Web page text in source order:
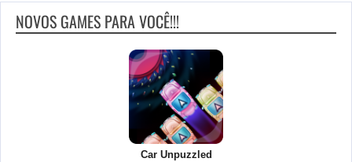
NOVOS GAMES PARA VOCÊ!!!
Car Unpuzzled